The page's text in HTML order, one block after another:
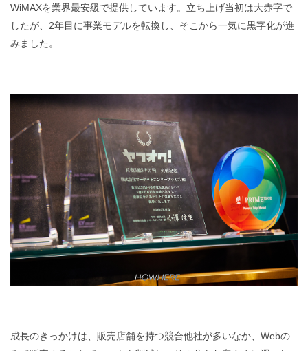
WiMAXを業界最安級で提供しています。立ち上げ当初は大赤字で
したが、2年目に事業モデルを転換し、そこから一気に黒字化が進
みました。
成長のきっかけは、販売店舗を持つ競合他社が多いなか、Webの